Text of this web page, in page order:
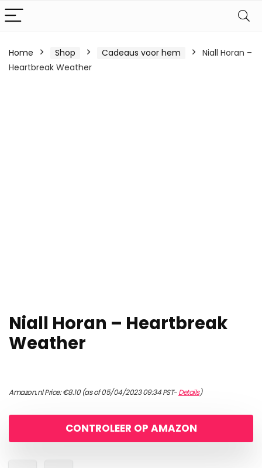
Home Shop Cadeaus voor hem
Niall Horan –
Heartbreak Weather
Niall Horan – Heartbreak
Weather
Amazon.nl Price:€8.10(as of 05/04/2023 09:34 PST-Details)
CONTROLEER OP AMAZON